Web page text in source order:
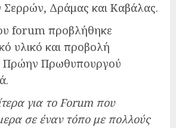
Σερρών, Δράμας και Καβάλας.
forum προβλήθηκε
υλικό και προβολή
Πρώην Πρωθυπουργού
για το Forum που
σε έναν τόπο με πολλούς